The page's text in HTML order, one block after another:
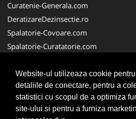
Website-ul utilizeaza cookie
detaliile de conectare, pentru a
statistici cu scopul de a optimiza
site-ului si pentru a furniza
Curatenie-Generala.com
DeratizareDezinsectie.ro
Spalatorie-Covoare.com
Spalatorie-Curatatorie.com
FirmaDeratizare.ro
Service-Reparatii.com
Servicii-DDD.com
ServiciiAlpinism.ro